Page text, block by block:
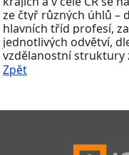
ze čtyř různých úhlů –
hlavních tříd profesí,
jednotlivých odvětví,
vzdělanostní struktury
Zpět